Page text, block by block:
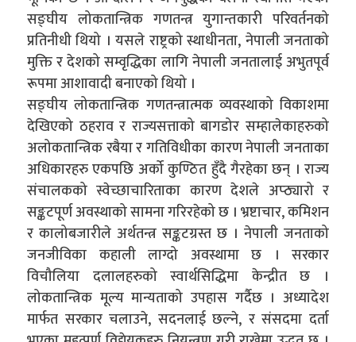
सङ्घीय लोकतान्त्रिक गणतन्त्र युगान्तकारी परिवर्तनको
प्रतिनीधी थियो । यसले राष्ट्रको स्थाधीनता, नेपाली जनताको
मुक्ति र देशको सम्वृद्धिका लागि नेपाली जनतालाई अभुतपूर्व
रूपमा आशावादी बनाएको थियो ।
सङ्घीय लोकतान्त्रिक गणतन्त्रात्मक व्यवस्थाको विकाशमा
देखिएको ठहराव र राज्यसत्ताको बागडोर सम्हालेकाहरुको
अलोकतान्त्रिक रबैया र गतिविधीका कारण नेपाली जनताका
अधिकारहरु एकपछि अर्को कुण्ठित हुँदै गैरहेका छन् । राज्य
संचालकको स्वेच्छाचारिताका कारण देशले अप्ठ्यारो र
सङ्कटपूर्ण अवस्थाको सामना गरिरहेको छ । भ्रष्टाचार, कमिशन
र कालोबजारीले अर्थतन्त्र सङ्कटग्रस्त छ । नेपाली जनताको
जनजीविका कहाली लाग्दो अवस्थामा छ । सरकार
विचौलिया दलालहरुको स्वार्थसिद्धिमा केन्द्रीत छ ।
लोकतान्त्रिक मूल्य मान्यताको उपहास गर्दैछ । अध्यादेश
मार्फत सरकार चलाउने, सदनलाई छल्ने, र संसदमा दर्ता